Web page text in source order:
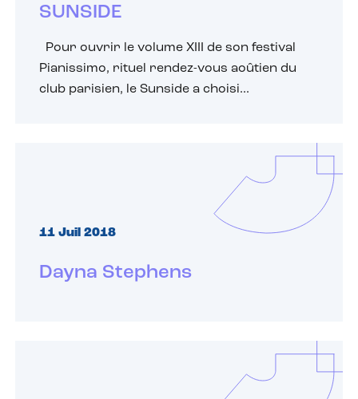
SUNSIDE
Pour ouvrir le volume XIII de son festival
Pianissimo, rituel rendez-vous aoûtien du
club parisien, le Sunside a choisi...
11 Juil 2018
Dayna Stephens